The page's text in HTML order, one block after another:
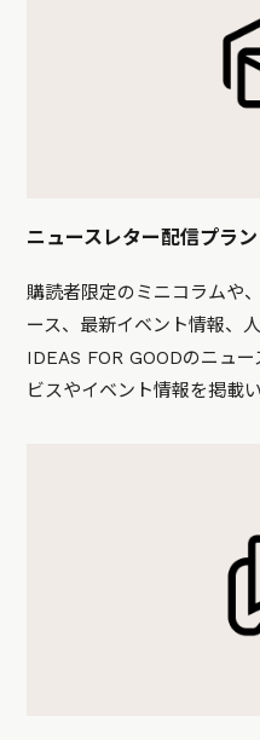
ニュースレター配信プラン
購読者限定のミニコラムや
ース、最新イベント情報、
IDEAS FOR GOODのニュ
ビスやイベント情報を掲載